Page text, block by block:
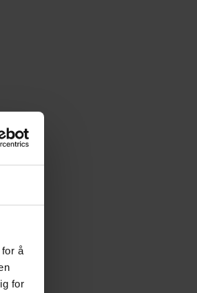
å
for